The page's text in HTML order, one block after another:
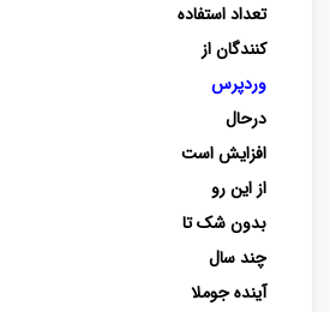
تعداد استفاده
کنندگان از
وردپرس
درحال
افزایش است
از این رو
بدون شک تا
چند سال
آینده جوملا